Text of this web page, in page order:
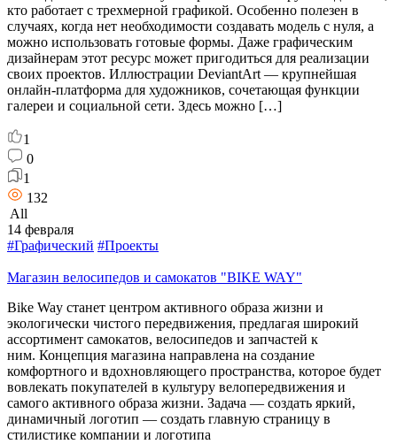
кто работает с трехмерной графикой. Особенно полезен в
случаях, когда нет необходимости создавать модель с нуля, а
можно использовать готовые формы. Даже графическим
дизайнерам этот ресурс может пригодиться для реализации
своих проектов. Иллюстрации DeviantArt — крупнейшая
онлайн-платформа для художников, сочетающая функции
галереи и социальной сети. Здесь можно […]
1
0
1
132
All
14 февраля
#Графический #Проекты
Магазин велосипедов и самокатов "BIKE WAY"
Bike Way станет центром активного образа жизни и
экологически чистого передвижения, предлагая широкий
ассортимент самокатов, велосипедов и запчастей к
ним. Концепция магазина направлена на создание
комфортного и вдохновляющего пространства, которое будет
вовлекать покупателей в культуру велопередвижения и
самого активного образа жизни. Задача — создать яркий,
динамичный логотип — создать главную страницу в
стилистике компании и логотипа